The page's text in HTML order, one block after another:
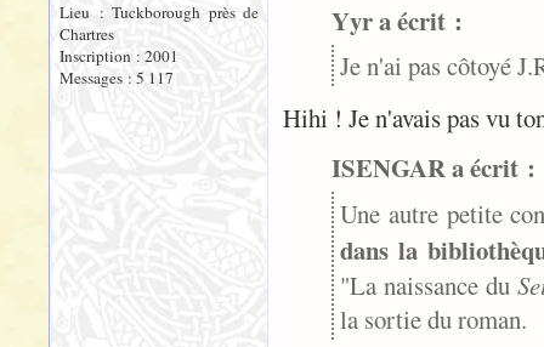
Lieu : Tuckborough près de
Chartres
Inscription : 2001
Messages : 5 117
Yyr a écrit :
Je n'ai pas côtoyé
Hihi ! Je n'avais pas vu
ISENGAR a écrit :
Une autre petite
dans la
"La naissance du
la sortie du roman.